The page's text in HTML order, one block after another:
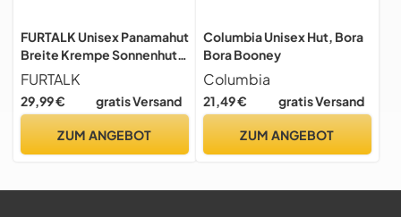
FURTALK Unisex Panamahut
Breite Krempe Sonnenhut
für Herren und Damen
Strandhut UV-Schutz
Sommerhut Verstellbare
FURTALK
29,99 € gratis Versand
ZUM ANGEBOT
Columbia Unisex Hut, Bora
Bora Booney
Columbia
21,49 € gratis Versand
ZUM ANGEBOT